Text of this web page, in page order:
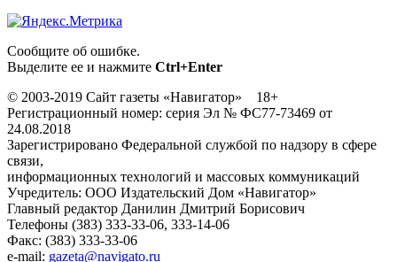
Сообщите об ошибке.
Выделите ее и нажмите Ctrl+Enter
© 2003-2019 Сайт газеты «Навигатор» 18+
Регистрационный номер: серия Эл № ФС77-73469 от
24.08.2018
Зарегистрировано Федеральной службой по надзору в сфере
связи,
информационных технологий и массовых коммуникаций
Учредитель: ООО Издательский Дом «Навигатор»
Главный редактор Данилин Дмитрий Борисович
Телефоны (383) 333-33-06, 333-14-06
Факс: (383) 333-33-06
e-mail: gazeta@navigato.ru